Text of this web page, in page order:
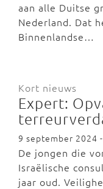
aan alle Duitse
Nederland. Dat
Binnenlandse…
Kort nieuws
Expert:
9 september 2024
De jongen die
Israëlische
jaar oud.